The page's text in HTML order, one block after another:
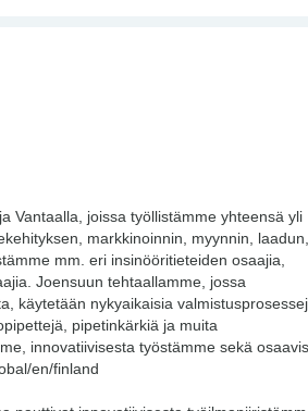
Vantaalla, joissa työllistämme yhteensä yli
markkinoinnin, myynnin, laadun,
mm. eri insinööritieteiden osaajia,
Joensuun tehtaallamme, jossa
käytetään nykyaikaisia
pipetinkärkiä ja muita
innovatiivisesta työstämme sekä
en/finland